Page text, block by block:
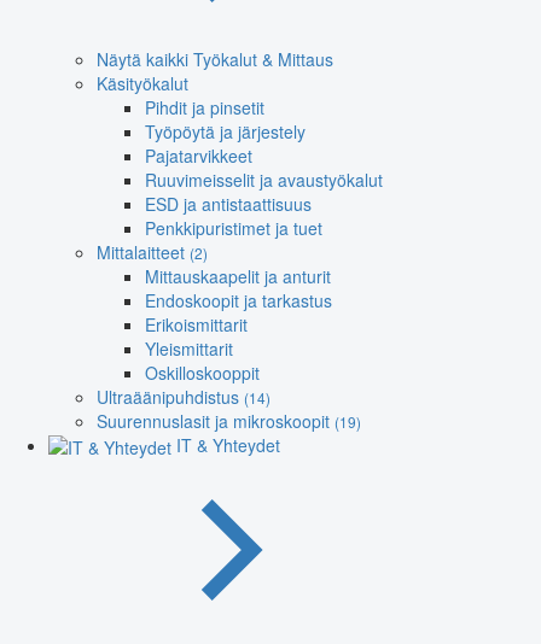
Näytä kaikki Työkalut & Mittaus
Käsityökalut
Pihdit ja pinsetit
Työpöytä ja järjestely
Pajatarvikkeet
Ruuvimeisselit ja avaustyökalut
ESD ja antistaattisuus
Penkkipuristimet ja tuet
Mittalaitteet (2)
Mittauskaapelit ja anturit
Endoskoopit ja tarkastus
Erikoismittarit
Yleismittarit
Oskilloskooppit
Ultraäänipuhdistus (14)
Suurennuslasit ja mikroskoopit (19)
IT & Yhteydet